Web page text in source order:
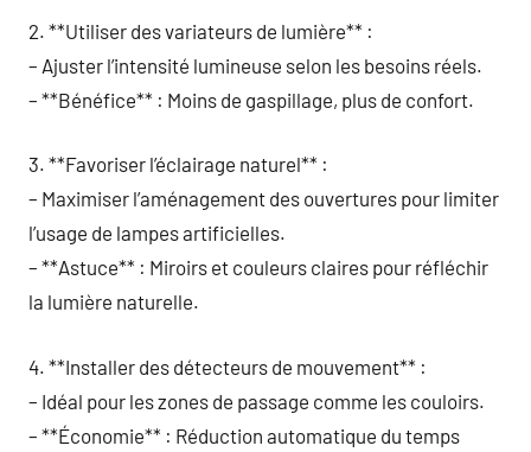
2. **Utiliser des variateurs de lumière** :
– Ajuster l’intensité lumineuse selon les besoins réels.
– **Bénéfice** : Moins de gaspillage, plus de confort.
3. **Favoriser l’éclairage naturel** :
– Maximiser l’aménagement des ouvertures pour limiter
l’usage de lampes artificielles.
– **Astuce** : Miroirs et couleurs claires pour réfléchir
la lumière naturelle.
4. **Installer des détecteurs de mouvement** :
– Idéal pour les zones de passage comme les couloirs.
– **Économie** : Réduction automatique du temps